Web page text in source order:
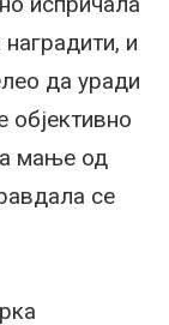
и
да уради
објективно
мање од
се